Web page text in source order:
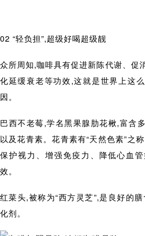
02 “轻负担”,超级好喝超级靓
众所周知,咖啡具有促进新陈代谢、促
化延缓衰老等功效,这就是世界上这
因。
巴西不老莓,学名黑果腺肋花楸,富含
以及花青素。花青素有“天然色素”之
保护视力、增强免疫力、降低心血
效。
红菜头,被称为“西方灵芝”,是良好的
化剂。